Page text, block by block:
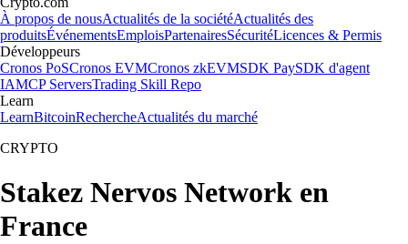
À propos de nousActualités de la sociétéActualités des
produitsÉvénementsEmploisPartenairesSécuritéLicences & Permis
Développeurs
Cronos PoSCronos EVMCronos zkEVMSDK PaySDK d'agent
IAMCP ServersTrading Skill Repo
Learn
LearnBitcoinRechercheActualités du marché
CRYPTO
Stakez Nervos Network en
France